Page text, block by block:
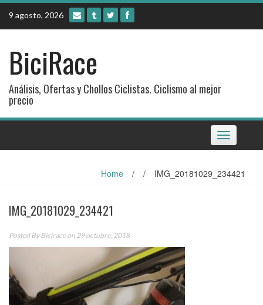
Skip
content
9 agosto, 2026
BiciRace
Análisis, Ofertas y Chollos Ciclistas. Ciclismo al mejor
precio
Toggle
navigation
Home / / IMG_20181029_234421
IMG_20181029_234421
Posted ByBiciraceon 29 octubre, 2018